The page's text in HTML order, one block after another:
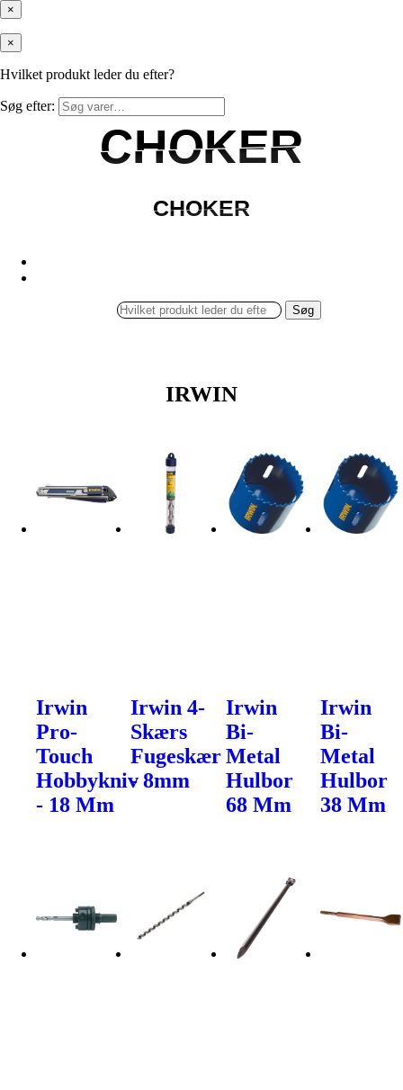
×
×
Hvilket produkt leder du efter?
Søg efter:
CHOKER
CHOKER
CHOKER
CHOKER
Søg
IRWIN
Irwin
Pro-
Touch
Hobbykniv
- 18 Mm
Irwin 4-
Skærs
Fugeskær
- 8mm
Irwin
Bi-
Metal
Hulbor
68 Mm
Irwin
Bi-
Metal
Hulbor
38 Mm